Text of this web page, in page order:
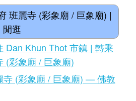
班麗寺 (彩象廟 / 巨象廟) |
閒逛
Dan Khun Thot 市鎮 | 轉乘
(彩象廟 / 巨象廟)
寺 (彩象廟 / 巨象廟) — 佛教